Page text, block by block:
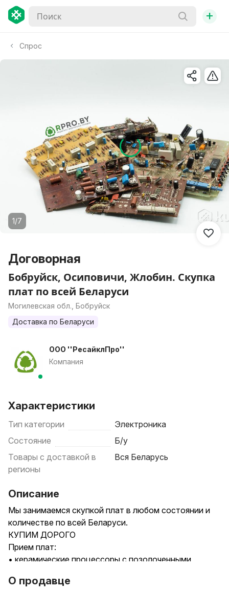
+
Спрос
1/7
Договорная
Бобруйск, Осиповичи, Жлобин. Скупка
плат по всей Беларуси
Могилевская обл., Бобруйск
Доставка по Беларуси
ООО ''РесайклПро''
Компания
Характеристики
Тип категории
Электроника
Состояние
Б/у
Товары с доставкой в
регионы
Вся Беларусь
Описание
Мы занимаемся скупкой плат в любом состоянии и
количестве по всей Беларуси.
КУПИМ ДОРОГО
Прием плат:
• керамические процессоры с позолоченными
• текстолитовые процессоры с или без радиатора;
О продавце